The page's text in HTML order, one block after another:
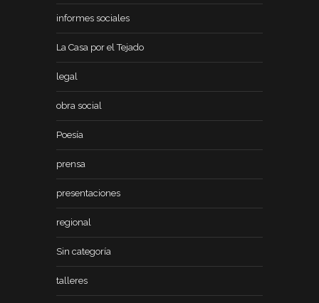
informes sociales
La Casa por el Tejado
legal
obra social
Poesía
prensa
presentaciones
regional
Sin categoría
talleres